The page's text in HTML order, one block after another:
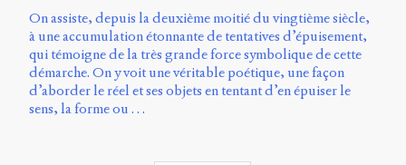
Sherbrooke
Campus
de
Longueuil
Local
B1-
On assiste, depuis la deuxième moitié du vingtième siècle,
à une accumulation étonnante de tentatives d’épuisement,
qui témoigne de la très grande force symbolique de cette
démarche. On y voit une véritable poétique, une façon
d’aborder le réel et ses objets en tentant d’en épuiser le
sens, la forme ou …